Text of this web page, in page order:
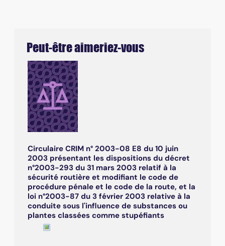
Peut-être aimeriez-vous
Circulaire CRIM n° 2003-08 E8 du 10 juin
2003 présentant les dispositions du décret
n°2003-293 du 31 mars 2003 relatif à la
sécurité routière et modifiant le code de
procédure pénale et le code de la route, et la
loi n°2003-87 du 3 février 2003 relative à la
conduite sous l'influence de substances ou
plantes classées comme stupéfiants